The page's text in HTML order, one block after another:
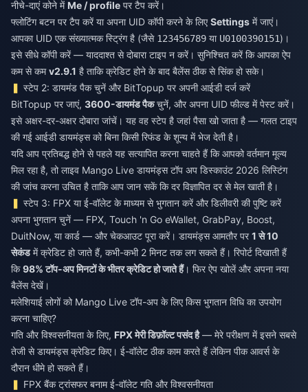
नीचे-दाएं कोने में Me / profile पर टैप करें।
फ्लोटिंग बटन पर टैप करें या अपना UID कॉपी करने के लिए Settings में जाएं।
आपका UID एक संख्यात्मक स्ट्रिंग है (जैसे 123456789 या U0100390151)।
इसे सीधे कॉपी करें — याददाश्त से दोबारा टाइप न करें। सुनिश्चित करें कि आपका ऐप
कम से कमv2.9.1 है ताकि क्रेडिट होने के बाद बैलेंस ठीक से सिंक हो सके।
स्टेप 2: डायमंड पैक चुनें और BitTopup पर अपनी आईडी दर्ज करें
BitTopup पर जाएं, 3600-डायमंड पैकचुनें, और अपना UID फील्ड में पेस्ट करें।
इसे अक्षर-दर-अक्षर दोबारा जांचें। यह वह स्टेप है जहां पैसा खो जाता है — गलत टाइप
की गई आईडी डायमंड्स को बिना किसी रिफंड के शून्य में भेज देती है।
यदि आप प्रतिबद्ध होने से पहले यह सत्यापित करना चाहते हैं कि आपको वर्तमान मूल्य
मिल रहा है, तो लाइव Mango Live डायमंड्स टॉप अप डिस्काउंट 2026 लिस्टिंग
की जांच करना उचित है ताकि आप जान सकें कि दर विज्ञापित दर से मेल खाती है।
स्टेप 3: FPX या ई-वॉलेट के माध्यम से भुगतान करें और डिलीवरी की पुष्टि करें
अपना भुगतान चुनें — FPX, Touch 'n Go eWallet, GrabPay, Boost,
DuitNow, या कार्ड — और चेकआउट पूरा करें। डायमंड्स आमतौर पर1 से 10
सेकंडमें क्रेडिट हो जाते हैं, कभी-कभी 2 मिनट तक लग सकते हैं। रिपोर्ट दिखाती हैं
कि98% टॉप-अप मिनटों के भीतर क्रेडिट हो जाते हैं। फिर ऐप खोलें और अपना नया
बैलेंस देखें।
मलेशियाई लोगों को Mango Live टॉप-अप के लिए किस भुगतान विधि का उपयोग
करना चाहिए?
गति और विश्वसनीयता के लिए, FPX मेरी डिफ़ॉल्ट पसंद है— मेरे परीक्षण में इसने सबसे
तेजी से डायमंड्स क्रेडिट किए। ई-वॉलेट ठीक काम करते हैं लेकिन पीक आवर्स के
दौरान धीमे हो सकते हैं।
FPX बैंक ट्रांसफर बनाम ई-वॉलेट गति और विश्वसनीयता